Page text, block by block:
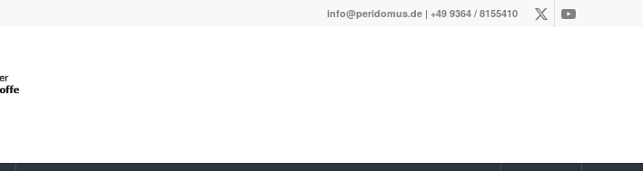
info@peridomus.de | +49 9364 / 8155410